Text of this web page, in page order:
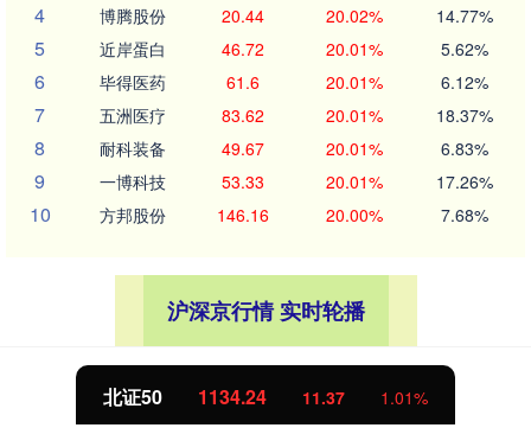
4 博腾股份 20.44 20.02% 14.77%
5 近岸蛋白 46.72 20.01% 5.62%
6 毕得医药 61.6 20.01% 6.12%
7 五洲医疗 83.62 20.01% 18.37%
8 耐科装备 49.67 20.01% 6.83%
9 一博科技 53.33 20.01% 17.26%
10 方邦股份 146.16 20.00% 7.68%
沪深京行情 实时轮播
北证50 1134.24 11.37 1.01%